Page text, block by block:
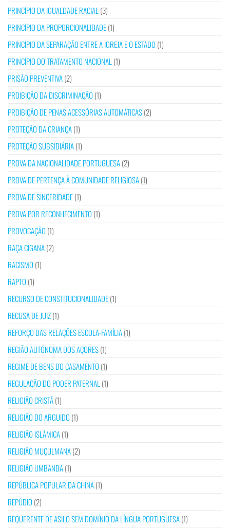
PRINCÍPIO DA IGUALDADE RACIAL (3)
PRINCÍPIO DA PROPORCIONALIDADE(1)
PRINCÍPIO DA SEPARAÇÃO ENTRE A IGREJA E O ESTADO (1)
PRINCÍPIO DO TRATAMENTO NACIONAL (1)
PRISÃO PREVENTIVA(2)
PROIBIÇÃO DA DISCRIMINAÇÃO (1)
PROIBIÇÃO DE PENAS ACESSÓRIAS AUTOMÁTICAS(2)
PROTEÇÃO DA CRIANÇA(1)
PROTEÇÃO SUBSIDIÁRIA(1)
PROVA DA NACIONALIDADE PORTUGUESA(2)
PROVA DE PERTENÇA À COMUNIDADE RELIGIOSA(1)
PROVA DE SINCERIDADE(1)
PROVA POR RECONHECIMENTO (1)
PROVOCAÇÃO (1)
RAÇA CIGANA(2)
RACISMO (1)
RAPTO (1)
RECURSO DE CONSTITUCIONALIDADE(1)
RECUSA DE JUIZ(1)
REFORÇO DAS RELAÇÕES ESCOLA-FAMÍLIA(1)
REGIÃO AUTÓNOMA DOS AÇORES(1)
REGIME DE BENS DO CASAMENTO (1)
REGULAÇÃO DO PODER PATERNAL (1)
RELIGIÃO CRISTÃ(1)
RELIGIÃO DO ARGUIDO (1)
RELIGIÃO ISLÂMICA(1)
RELIGIÃO MUÇULMANA(2)
RELIGIÃO UMBANDA(1)
REPÚBLICA POPULAR DA CHINA(1)
REPÚDIO (2)
REQUERENTE DE ASILO SEM DOMÍNIO DA LÍNGUA PORTUGUESA(1)